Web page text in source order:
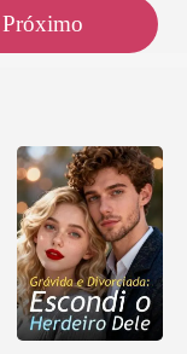
Próximo